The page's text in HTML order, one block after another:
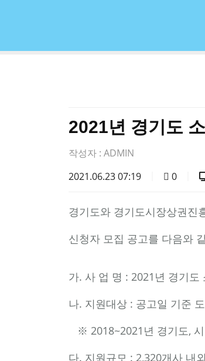
2021년 경기도
작성자 : ADMIN
2021.06.23 07:19
0
경기도와 경기도시장상권진
신청자 모집 공고를 다음와
가. 사 업 명 : 2021년 경기
나. 지원대상 : 공고일 기준
※ 2018~2021년 경기도,
다. 지원규모 : 2,320개사 내외